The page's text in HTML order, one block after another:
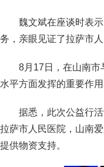
魏文斌在座谈时表
务，亲眼见证了拉萨市
8月17日，在山南市
水平方面发挥的重要作
据悉，此次公益行
拉萨市人民医院，山南
提供物资支持。